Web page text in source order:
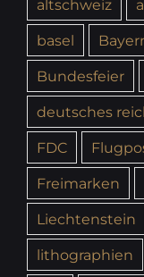
altschweiz
basel
Bundesfeier
deutsches
FDC
Freimarken
Liechtenstein
lithographien